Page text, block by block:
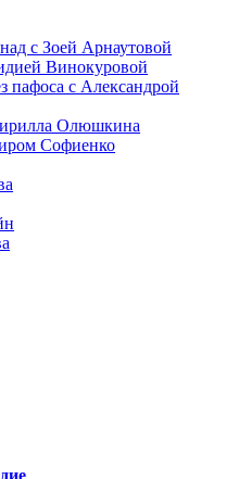
с Зоей Арнаутовой
Винокуровой
пафоса с Александрой
Олюшкина
Софиенко